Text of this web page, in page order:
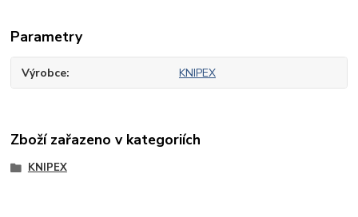
Parametry
Výrobce KNIPEX
Zboží zařazeno v kategoriích
KNIPEX